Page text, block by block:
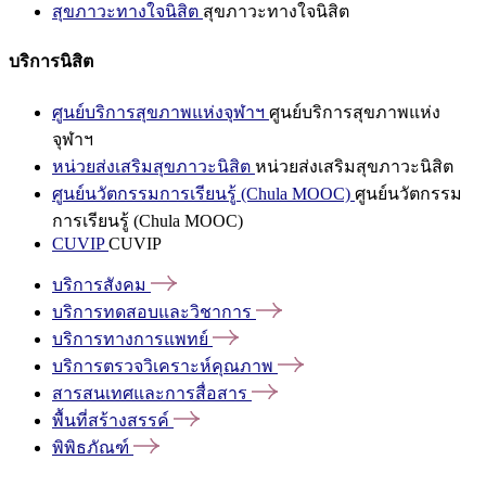
สุขภาวะทางใจนิสิต สุขภาวะทางใจนิสิต
บริการนิสิต
ศูนย์บริการสุขภาพแห่งจุฬาฯ ศูนย์บริการสุขภาพแห่ง
จุฬาฯ
หน่วยส่งเสริมสุขภาวะนิสิต หน่วยส่งเสริมสุขภาวะนิสิต
ศูนย์นวัตกรรมการเรียนรู้ (Chula MOOC) ศูนย์นวัตกรรม
การเรียนรู้ (Chula MOOC)
CUVIPCUVIP
บริการสังคม
บริการทดสอบและวิชาการ
บริการทางการแพทย์
บริการตรวจวิเคราะห์คุณภาพ
สารสนเทศและการสื่อสาร
พื้นที่สร้างสรรค์
พิพิธภัณฑ์